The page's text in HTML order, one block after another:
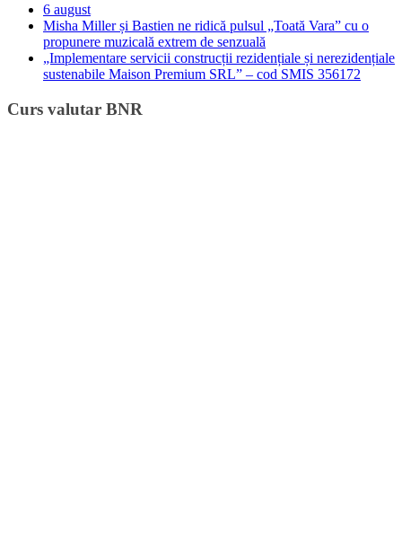
6 august
Misha Miller și Bastien ne ridică pulsul „Toată Vara” cu o
propunere muzicală extrem de senzuală
„Implementare servicii construcții rezidențiale și nerezidențiale
sustenabile Maison Premium SRL” – cod SMIS 356172
Curs valutar BNR